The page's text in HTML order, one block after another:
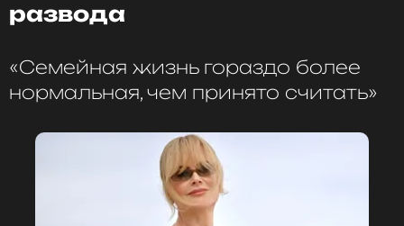
ССЫЛКА
развода
«Семейная жизнь гораздо более
нормальная, чем принято считать»